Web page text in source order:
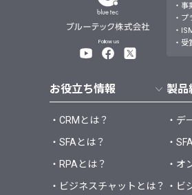
Follow us
・
・
・
・
お役立ち情報
・CRMとは？
・SFAとは？
・RPAとは？
・ビジネスチャットとは？
製品
・デ
・
・オ
・ビ